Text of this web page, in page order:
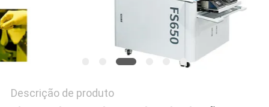
PRIVACIDADE
Descrição de produto